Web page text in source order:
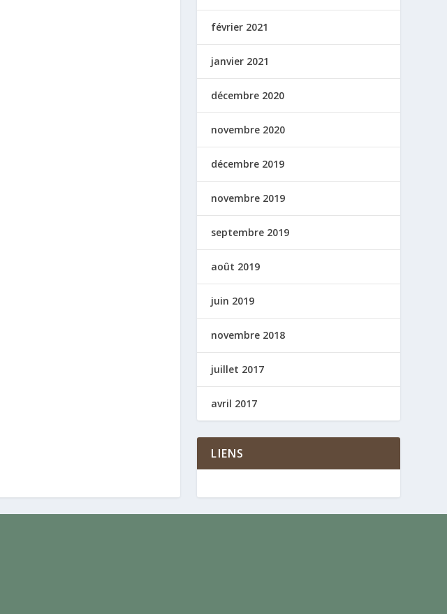
février 2021
janvier 2021
décembre 2020
novembre 2020
décembre 2019
novembre 2019
septembre 2019
août 2019
juin 2019
novembre 2018
juillet 2017
avril 2017
LIENS